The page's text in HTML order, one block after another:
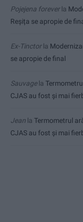
Pojejena foreverla
Reșița se apropie de
Ex-Tinctorla
se apropie de final
Sauvagela
CJAS au fost și mai
Jean la Termometrul
CJAS au fost și mai